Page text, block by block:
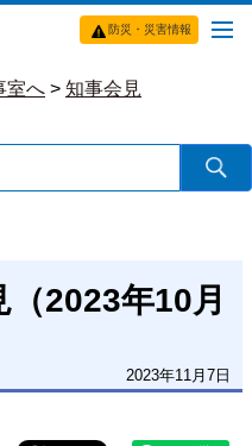
防災・災害情報
室へ > 知事会見
2023年10月
2023年11月7日